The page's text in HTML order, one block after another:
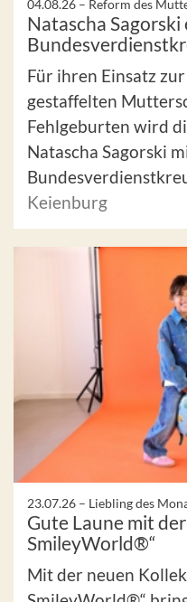
04.08.26 – Reform des
Natascha Sagorski
Für ihren Einsatz
gestaffelten
Fehlgeburten wird
Natascha Sagorski
Keienburg
23.07.26 – Liebling des
Gute Laune mit
SmileyWorld®“
Mit der neuen